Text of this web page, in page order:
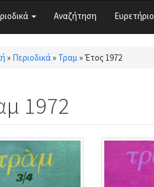
Αναζήτηση Ευρετήριο
εδώ
» Περιοδικά» Τραμ »Έτος 1972
1972